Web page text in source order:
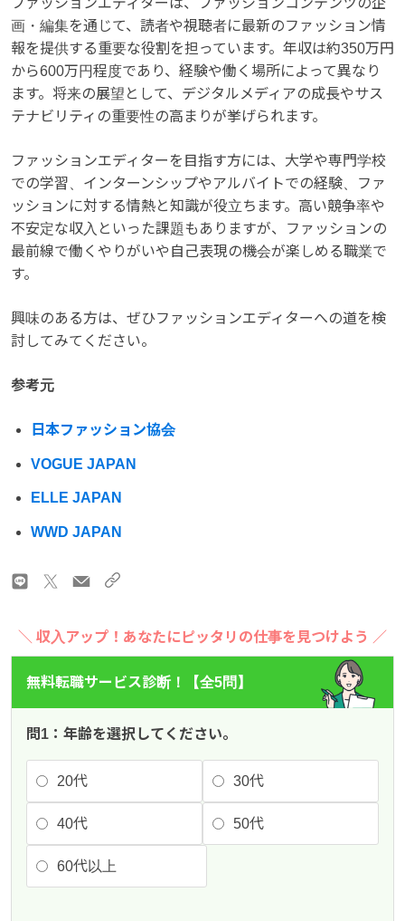
画・編集を通じて、読者や視聴者に最新のファッション情
報を提供する重要な役割を担っています。年収は約350万円
から600万円程度であり、経験や働く場所によって異なり
ます。将来の展望として、デジタルメディアの成長やサス
テナビリティの重要性の高まりが挙げられます。
ファッションエディターを目指す方には、大学や専門学校
での学習、インターンシップやアルバイトでの経験、ファ
ッションに対する情熱と知識が役立ちます。高い競争率や
不安定な収入といった課題もありますが、ファッションの
最前線で働くやりがいや自己表現の機会が楽しめる職業で
す。
興味のある方は、ぜひファッションエディターへの道を検
討してみてください。
参考元
日本ファッション協会
VOGUE JAPAN
ELLE JAPAN
WWD JAPAN
＼ 収入アップ！あなたにピッタリの仕事を見つけよう ／
無料転職サービス診断！【全5問】
問1：年齢を選択してください。
20代 30代
40代 50代
60代以上